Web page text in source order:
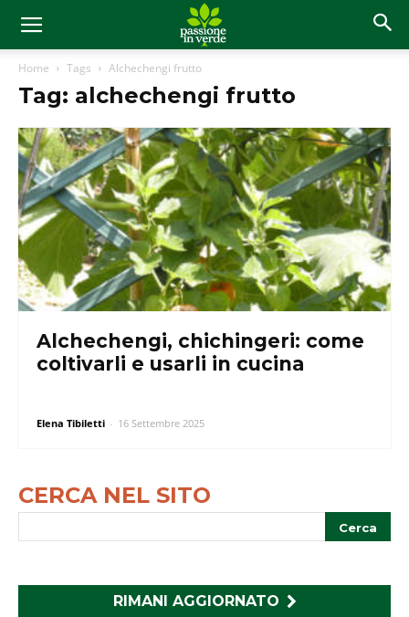
Home Tags Alchechengi frutto
Tag: alchechengi frutto
Alchechengi, chichingeri: come
coltivarli e usarli in cucina
Elena Tibiletti - 16 Settembre 2025
CERCA NEL SITO
RIMANI AGGIORNATO